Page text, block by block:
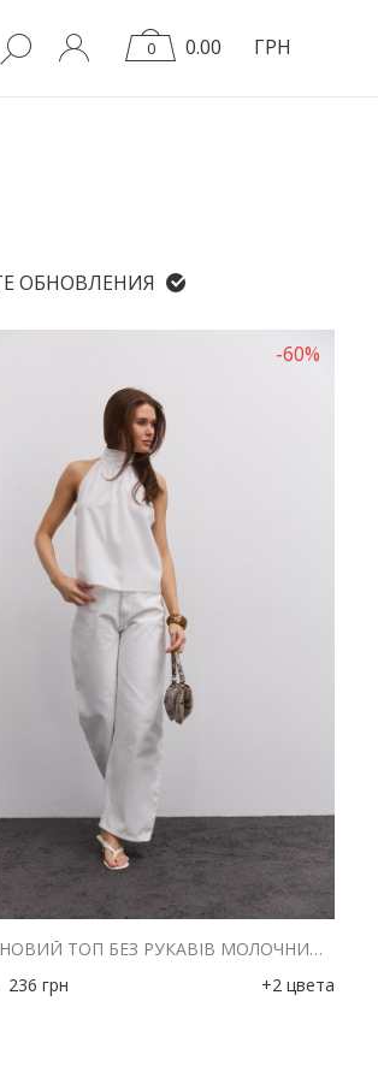
0 0.00 ГРН
ОБНОВЛЕНИЯ
-60%
ШИФОНОВИЙ ТОП БЕЗ РУКАВІВ МОЛОЧНИЙ З ДРАПІРУВАННЯМ НА КОМІРІ
236 грн +2 цвета